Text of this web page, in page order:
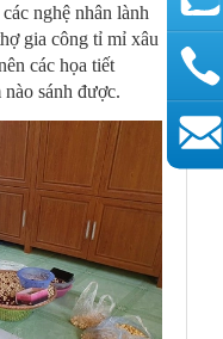
nghệ nhân lành
gia công tỉ mỉ xâu
các họa tiết
sánh được.